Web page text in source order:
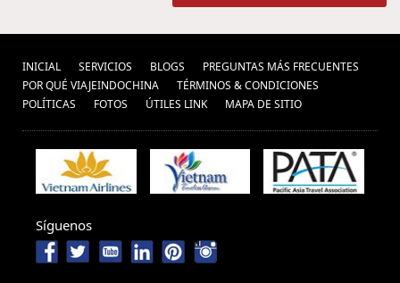
INICIAL SERVICIOS BLOGS
PREGUNTAS MÁS FRECUENTES
POR QUÉ VIAJEINDOCHINA
TÉRMINOS & CONDICIONES
POLÍ­TICAS
FOTOS ÚTILES LINK MAPA DE SITIO
Síguenos